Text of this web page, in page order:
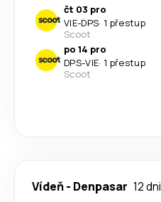
čt 03 pro
VIE-DPS· 1 přestup
Scoot
po 14 pro
DPS-VIE· 1 přestup
Scoot
Vídeň- Denpasar 12 dni